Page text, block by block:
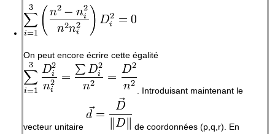
On peut encore écrire cette égalité
. Introduisant maintenant le
vecteur unitaire
de coordonnées (p,q,r). En